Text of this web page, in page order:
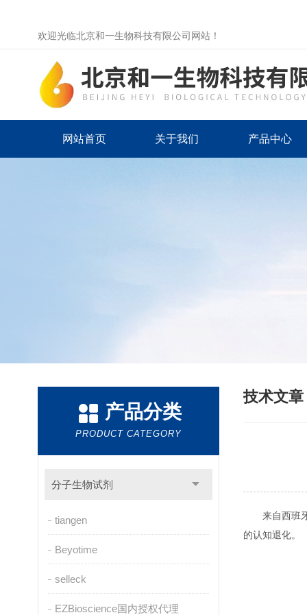
欢迎光临北京和一生物科技有限公司网站！
网站首页 关于我们 产品中心
产品分类
PRODUCT CATEGORY
分子生物试剂
tiangen
Beyotime
selleck
EZBioscience国内授权代理
技术文章
来自西班
的认知退化。